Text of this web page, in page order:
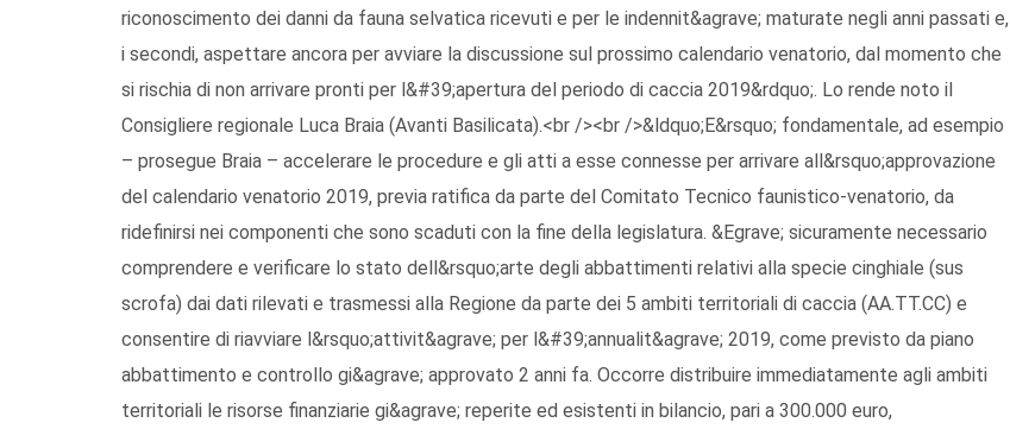
riconoscimento dei danni da fauna selvatica ricevuti e per le indennit&agrave; maturate negli anni passati e,
i secondi, aspettare ancora per avviare la discussione sul prossimo calendario venatorio, dal momento che
si rischia di non arrivare pronti per l&#39;apertura del periodo di caccia 2019&rdquo;. Lo rende noto il
Consigliere regionale Luca Braia (Avanti Basilicata).<br /><br />&ldquo;E&rsquo; fondamentale, ad esempio
– prosegue Braia – accelerare le procedure e gli atti a esse connesse per arrivare all&rsquo;approvazione
del calendario venatorio 2019, previa ratifica da parte del Comitato Tecnico faunistico-venatorio, da
ridefinirsi nei componenti che sono scaduti con la fine della legislatura. &Egrave; sicuramente necessario
comprendere e verificare lo stato dell&rsquo;arte degli abbattimenti relativi alla specie cinghiale (sus
scrofa) dai dati rilevati e trasmessi alla Regione da parte dei 5 ambiti territoriali di caccia (AA.TT.CC) e
consentire di riavviare l&rsquo;attivit&agrave; per l&#39;annualit&agrave; 2019, come previsto da piano
abbattimento e controllo gi&agrave; approvato 2 anni fa. Occorre distribuire immediatamente agli ambiti
territoriali le risorse finanziarie gi&agrave; reperite ed esistenti in bilancio, pari a 300.000 euro,